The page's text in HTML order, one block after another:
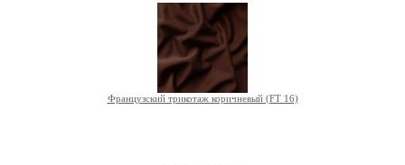
Французский трикотаж коричневый (FT 16)